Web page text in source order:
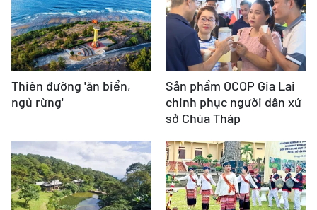
Thiên đường 'ăn biển,
ngủ rừng'
Sản phẩm OCOP Gia Lai
chinh phục người dân xứ
sở Chùa Tháp